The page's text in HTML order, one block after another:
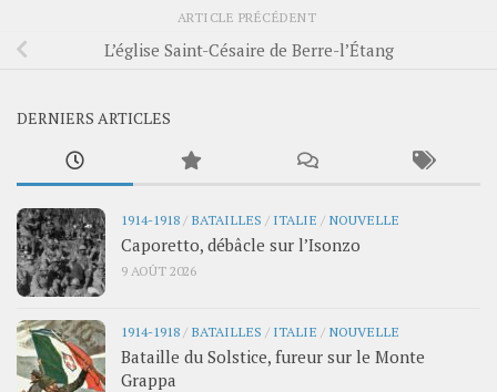
ARTICLE PRÉCÉDENT
L’église Saint-Césaire de Berre-l’Étang
DERNIERS ARTICLES
1914-1918 / BATAILLES / ITALIE / NOUVELLE
Caporetto, débâcle sur l’Isonzo
9 AOÛT 2026
1914-1918 / BATAILLES / ITALIE / NOUVELLE
Bataille du Solstice, fureur sur le Monte
Grappa